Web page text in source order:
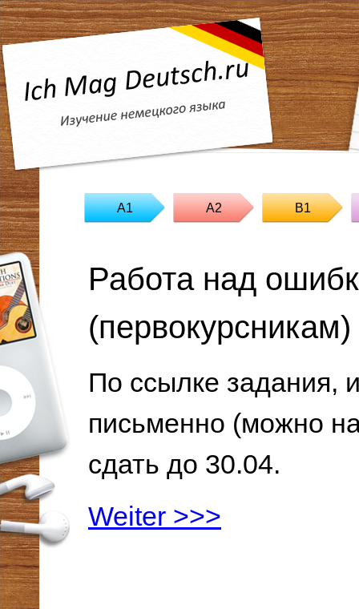
A1 A2 B1
Работа над
(первокурсникам)
По ссылке задания,
письменно (можно
сдать до 30.04.
Weiter >>>